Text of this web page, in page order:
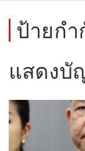
ป้ายกำ
แสดงบั